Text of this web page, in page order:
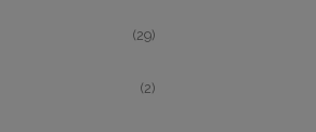
(29)
(2)